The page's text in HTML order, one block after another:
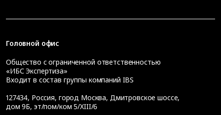
Головной офис
Общество с ограниченной ответственностью
«ИБС Экспертиза»
Входит в состав группы компаний IBS
127434, Россия, город Москва, Дмитровское шоссе,
дом 9Б, эт/пом/ком 5/XIII/6